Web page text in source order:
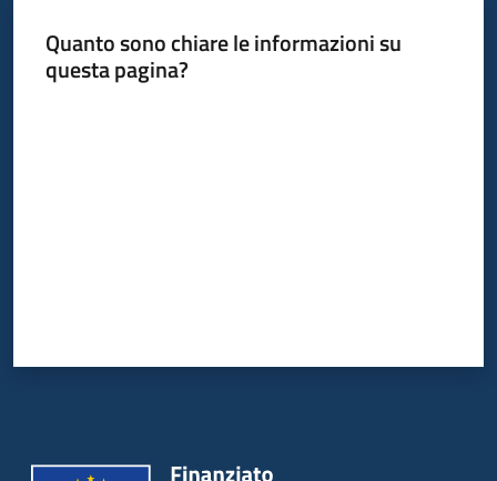
Quanto sono chiare le informazioni su
questa pagina?